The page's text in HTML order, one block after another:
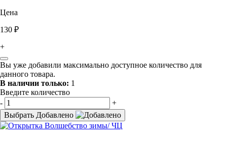
Цена
130 ₽
+
Вы уже добавили максимально доступное количество для
данного товара.
В наличии только: 1
Введите количество
-
+
Выбрать Добавлено